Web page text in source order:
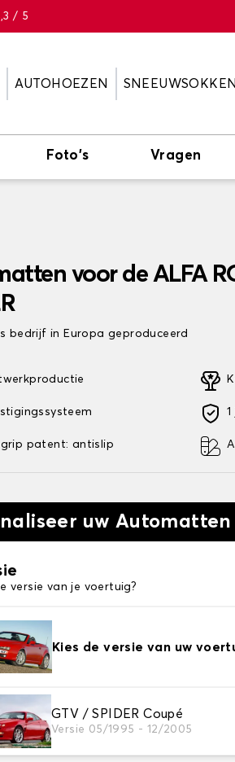
/ 5
AUTOHOEZEN
SNEEUWSOKKEN
Foto's Vragen
voor de ALFA
bedrijf in Europa geproduceerd
patent: antislip
uw
versie van je voertuig?
Kies de versie van uw
GTV / SPIDER Coupé
Versie 05/1995 - 12/2005
materiaal van uw automatten